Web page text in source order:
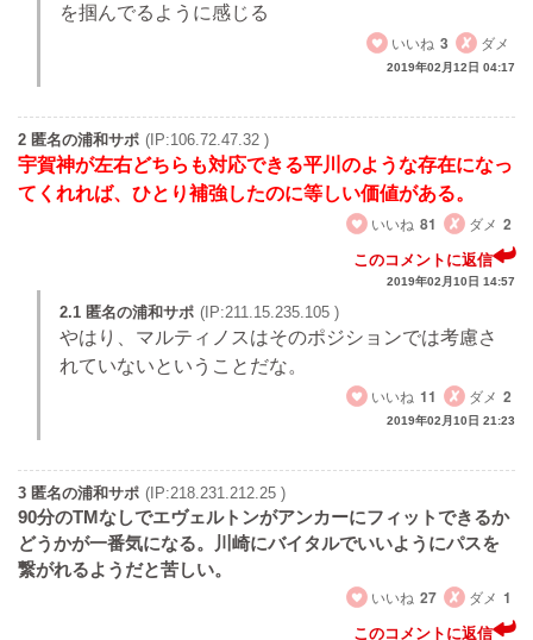
を掴んでるように感じる
いいね 3 ダメ
2019年02月12日 04:17
2 匿名の浦和サポ (IP:106.72.47.32 )
宇賀神が左右どちらも対応できる平川のような存在になっ
てくれれば、ひとり補強したのに等しい価値がある。
いいね 81 ダメ 2
このコメントに返信
2019年02月10日 14:57
2.1 匿名の浦和サポ (IP:211.15.235.105 )
やはり、マルティノスはそのポジションでは考慮さ
れていないということだな。
いいね 11 ダメ 2
2019年02月10日 21:23
3 匿名の浦和サポ (IP:218.231.212.25 )
90分のTMなしでエヴェルトンがアンカーにフィットできるか
どうかが一番気になる。川崎にバイタルでいいようにパスを
繋がれるようだと苦しい。
いいね 27 ダメ 1
このコメントに返信